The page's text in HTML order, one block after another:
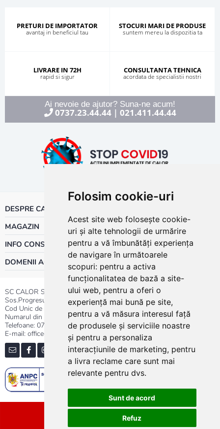
Folosim cookie-uri
Acest site web folosește cookie-
uri și alte tehnologii de urmărire
pentru a vă îmbunătăți experiența
de navigare în următoarele
scopuri: pentru a activa
funcționalitatea de bază a site-
ului web, pentru a oferi o
experiență mai bună pe site,
pentru a vă măsura interesul față
de produsele și serviciile noastre
și pentru a personaliza
interacțiunile de marketing, pentru
a livra reclame care sunt mai
relevante pentru dvs.
Sunt de acord
Refuz
PRETURI DE IMPORTATOR
avantaj in beneficiul tau
STOCURI MARI DE PRODUSE
suntem mereu la dispozitia ta
LIVRARE IN 72H
rapid si sigur
CONSULTANTA TEHNICA
acordata de specialistii nostri
Ai nevoie de ajutor? Suna-ne acum!
0737.23.44.44| 021.411.44.44
DESPRE CALOR
MAGAZIN
INFO CONSUMATOR
DOMENII ACTIVITATE
SC CALOR SRL
Sos.Progresului nr.30-40, Sector 5, Bucuresti
Cod Unic de Inregistrare: RO 3004724
Numarul din Registrul Comertului:J40/13176/1991
Telefoane: 0737.23.44.44|021.411.44.44
E-mail: office@calor.ro